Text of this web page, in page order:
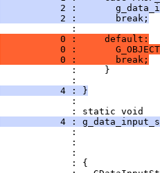
2 :
           2 :       break;
:
           0 :     default:
0 :
           0 :       break;
:     }
:
           4 : }
:
: static void
4 :
:
:
:
: {